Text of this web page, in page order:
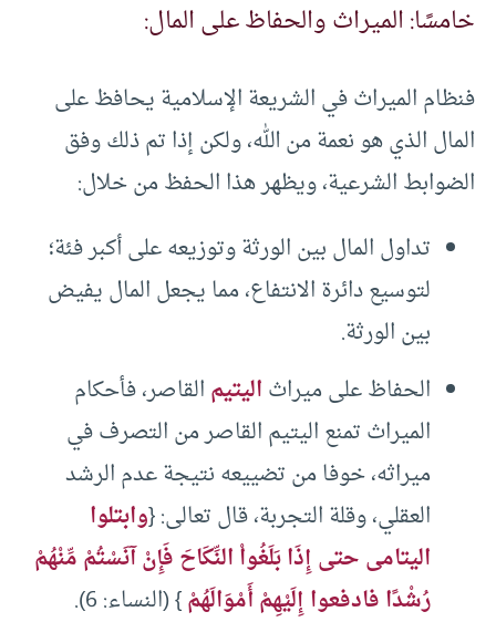
خامسًا: الميراث والحفاظ على المال:
فنظام الميراث في الشريعة الإسلامية يحافظ على
المال الذي هو نعمة من الله، ولكن إذا تم ذلك وفق
الضوابط الشرعية، ويظهر هذا الحفظ من خلال:
تداول المال بين الورثة وتوزيعه على أكبر فئة؛
لتوسيع دائرة الانتفاع، مما يجعل المال يفيض
بين الورثة.
الحفاظ على ميراثاليتيمالقاصر، فأحكام
الميراث تمنع اليتيم القاصر من التصرف في
ميراثه، خوفا من تضييعه نتيجة عدم الرشد
العقلي، وقلة التجربة، قال تعالى: {وابتلوا
اليتامى حتى إِذَا بَلَغُواْ النِّكَاحَ فَإِنْ آنَسْتُمْ مِّنْهُمْ
رُشْدًا فادفعوا إِلَيْهِمْ أَمْوَالَهُمْ} (النساء: 6).